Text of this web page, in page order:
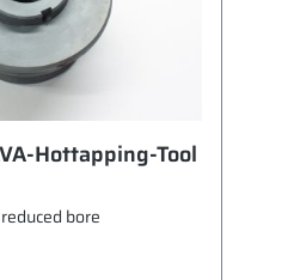
Hottapping-Tool
bore